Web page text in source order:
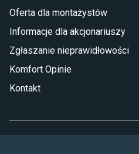
Oferta dla montażystów
Informacje dla akcjonariuszy
Zgłaszanie nieprawidłowości
Komfort Opinie
Kontakt